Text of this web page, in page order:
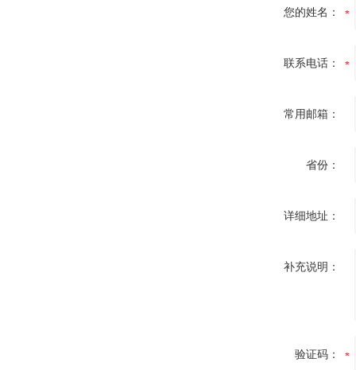
您的姓名：
联系电话：
常用邮箱：
省份：
详细地址：
补充说明：
验证码：